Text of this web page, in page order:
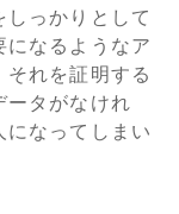
しっかりとして
になるようなア
それを証明する
ータがなけれ
になってしまい